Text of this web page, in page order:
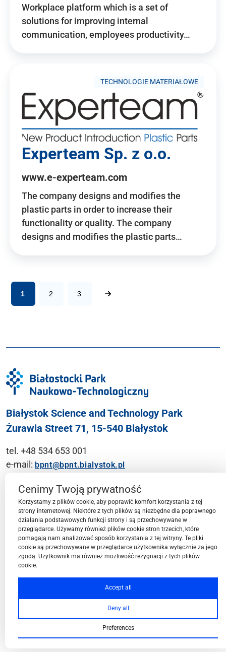
Workplace platform which is a set of
solutions for improving internal
communication, employees productivity…
TECHNOLOGIE MATERIAŁOWE
Experteam Sp. z o.o.
www.e-experteam.com
The company designs and modifies the
plastic parts in order to increase their
functionality or quality. The company
designs and modifies the plastic parts…
1 2 3
Białystok Science and Technology Park
Żurawia Street 71, 15-540 Białystok
tel. +48 534 653 001
e-mail: bpnt@bpnt.bialystok.pl
Contact
BPN-T Area
BPN-T Offer
Cenimy Twoją prywatność
Korzystamy z plików cookie, aby poprawić komfort korzystania z tej
strony internetowej. Niektóre z tych plików są niezbędne dla poprawnego
działania podstawowych funkcji strony i są przechowywane w
przeglądarce. Używamy również plików cookie stron trzecich, które
pomagają nam analizować sposób korzystania z tej witryny. Te pliki
cookie są przechowywane w przeglądarce użytkownika wyłącznie za jego
zgodą. Użytkownik ma również możliwość rezygnacji z tych plików
cookie.
Accept all
Deny all
Preferences